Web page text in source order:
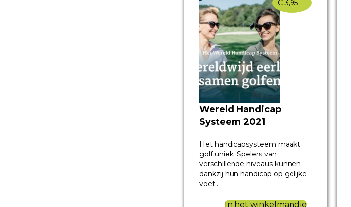
€3,95
Wereld Handicap
Systeem 2021
Het handicapsysteem maakt
golf uniek. Spelers van
verschillende niveaus kunnen
dankzij hun handicap op gelijke
voet…
In het winkelmandje